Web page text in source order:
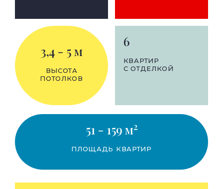
3,4 - 5 м
ВЫСОТА
ПОТОЛКОВ
6
КВАРТИР
С ОТДЕЛКОЙ
51 - 159 м2
ПЛОЩАДЬ КВАРТИР